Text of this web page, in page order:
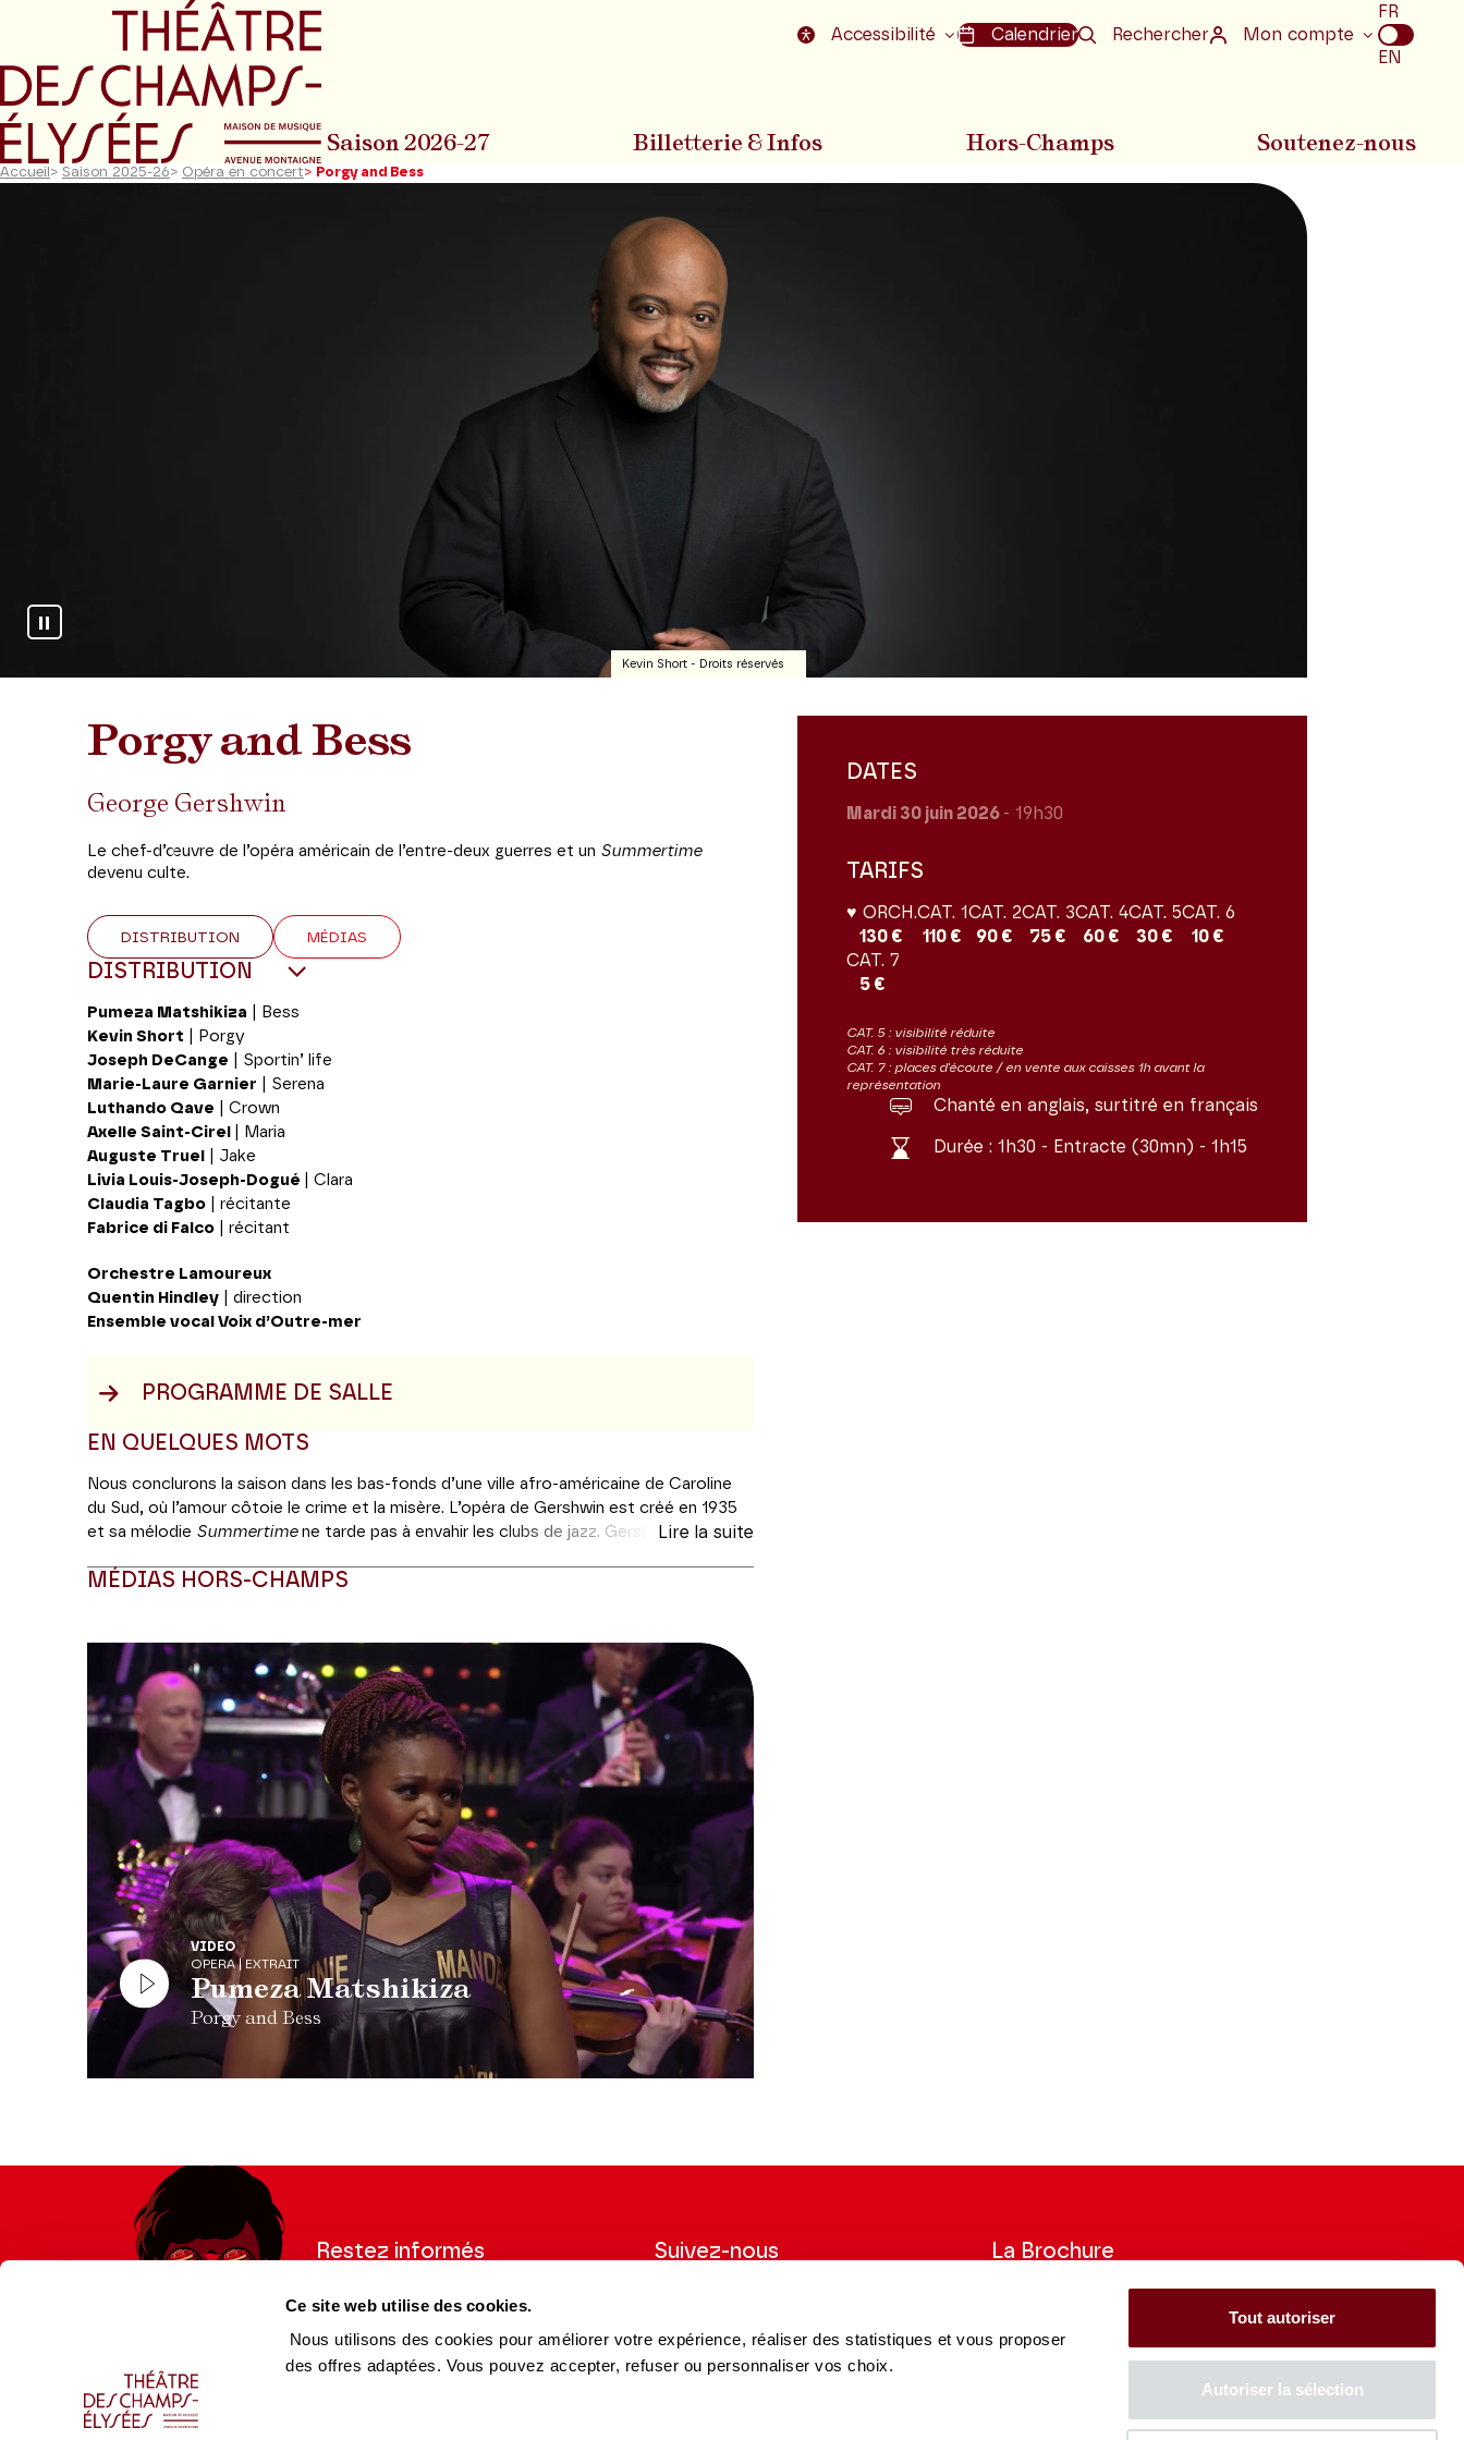
Ce site web utilise des cookies.
Nous utilisons des cookies pour améliorer votre expérience, réaliser des statistiques et vous proposer
des offres adaptées. Vous pouvez accepter, refuser ou personnaliser vos choix.
Tout autoriser
Autoriser la sélection
Aller au menu principal Aller au pied de la page Accessibilité Calendrier Rechercher Mon compte
Choix
de
la
FR
EN
Saison 2026-27 Billetterie & Infos Hors-Champs Soutenez-nous
Accueil > Saison 2025-26> Opéra en concert> Porgy and Bess
Kevin Short - Droits réservés
Porgy and Bess
George Gershwin
Le chef-d’œuvre de l’opéra américain de l’entre-deux guerres et un Summertime
devenu culte.
DISTRIBUTION MÉDIAS
DISTRIBUTION
Pumeza Matshikiza | Bess
Kevin Short | Porgy
Joseph DeCange | Sportin’ life
Marie-Laure Garnier | Serena
Luthando Qave | Crown
Axelle Saint-Cirel
| Maria
Auguste Truel
| Jake
Livia Louis-Joseph-Dogué
| Clara
Claudia Tagbo | récitante
Fabrice di Falco | récitant
Orchestre Lamoureux
Quentin Hindley | direction
Ensemble vocal Voix d’Outre-mer
PROGRAMME DE SALLE
EN QUELQUES MOTS
Nous conclurons la saison dans les bas-fonds d’une ville afro-américaine de Caroline
du Sud, où l’amour côtoie le crime et la misère. L’opéra de Gershwin est créé en 1935
et sa mélodie Summertimene tarde pas à envahir les clubs de jazz. Gershwin avait
Maîtres Chanteurs ».Pari réussi avec cette synthèse de l’opéra, du blues, du negro
Coréalisation Voix d’Outre-mer | Les Grandes Voix
Lire la suite
MÉDIAS HORS-CHAMPS
Modifier la slide de ce carousel modifiera également la slide du carousel des vignettes qui suit.
VIDEO
OPERA | EXTRAIT
Pumeza Matshikiza
Porgy and Bess
DATES
Mardi 30 juin 2026 - 19h30
TARIFS
♥ ORCH.
130 €
CAT. 1
110 €
CAT. 2
90 €
CAT. 3
75 €
CAT. 4
60 €
CAT. 5
30 €
CAT. 6
10 €
CAT. 7
5 €
CAT. 5 : visibilité réduite
CAT. 6 : visibilité très réduite
CAT. 7 : places d'écoute / en vente aux caisses 1h avant la
représentation
Chanté en anglais, surtitré en français
Durée : 1h30 - Entracte (30mn) - 1h15
Restez informés
recevoir les informations du Théâtre.
S'INSCRIRE
Suivez-nous
FacebookInstagram
Tik YoutubeLinkedin
La Brochure
Consultez la Brochure 2026-27